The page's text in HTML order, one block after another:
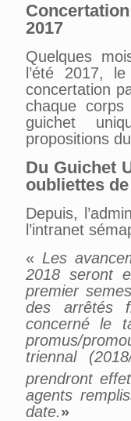
2017
Quelques
l’été 2017, le
concertation
chaque
guichet
propositions
Du Guichet
oubliettes
Depuis,
l’intranet
« Les
2018 seront
premier
des arrêtés
concerné le
promus/
triennal
prendront
agents
date.»